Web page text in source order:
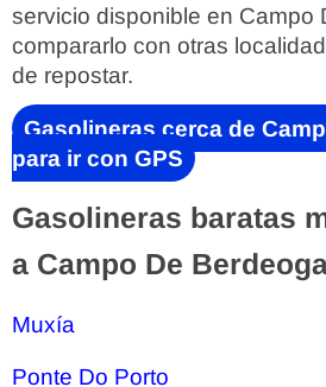
servicio disponible en Campo
compararlo con otras
de repostar.
Gasolineras cerca de
para ir con GPS
Gasolineras baratas
a Campo De
Muxía
Ponte Do Porto